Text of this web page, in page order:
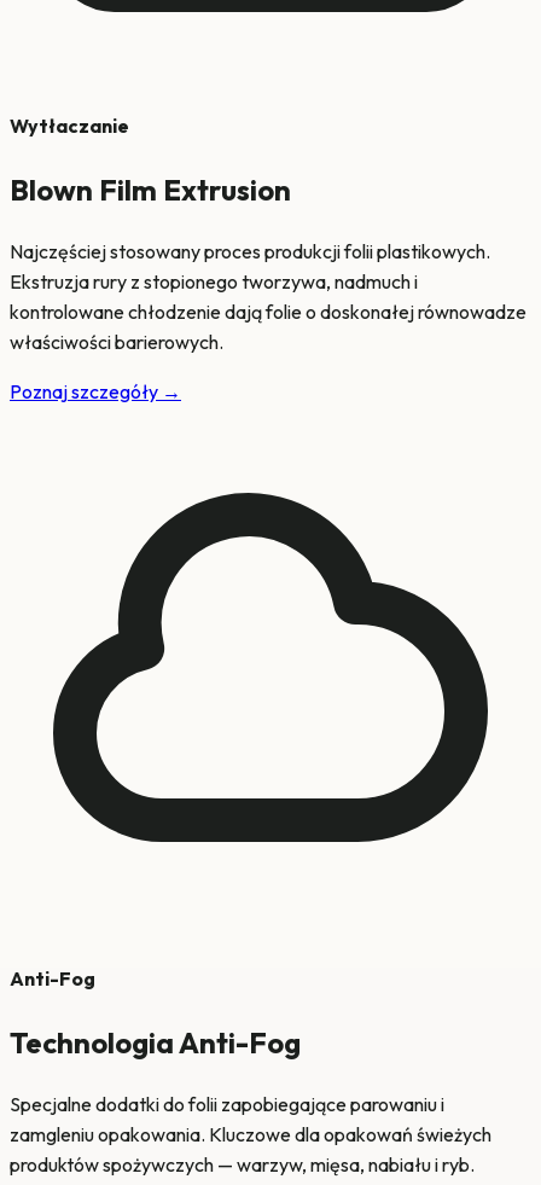
Wytłaczanie
Blown Film Extrusion
Najczęściej stosowany proces produkcji folii plastikowych.
Ekstruzja rury z stopionego tworzywa, nadmuch i
kontrolowane chłodzenie dają folie o doskonałej równowadze
właściwości barierowych.
Poznaj szczegóły →
Anti-Fog
Technologia Anti-Fog
Specjalne dodatki do folii zapobiegające parowaniu i
zamgleniu opakowania. Kluczowe dla opakowań świeżych
produktów spożywczych — warzyw, mięsa, nabiału i ryb.